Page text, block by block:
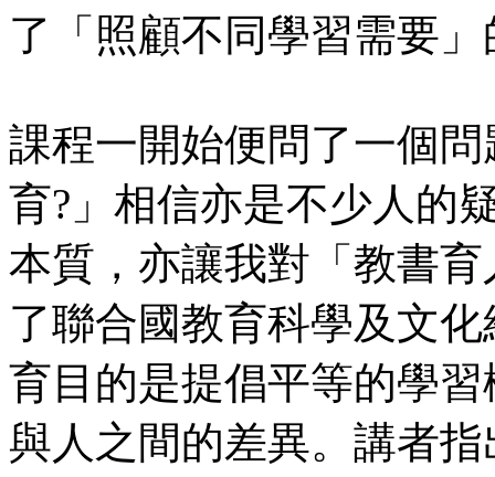
了「照顧不同學習需要
課程一開始便問了一個
育?」相信亦是不少人的
本質，亦讓我對「教書
了聯合國教育科學及文
育目的是提倡平等的學
與人之間的差異。講者